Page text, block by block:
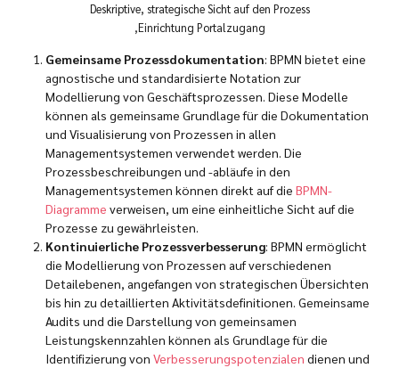
Deskriptive, strategische Sicht auf den Prozess
‚Einrichtung Portalzugang
Gemeinsame Prozessdokumentation: BPMN bietet eine
agnostische und standardisierte Notation zur
Modellierung von Geschäftsprozessen. Diese Modelle
können als gemeinsame Grundlage für die Dokumentation
und Visualisierung von Prozessen in allen
Managementsystemen verwendet werden. Die
Prozessbeschreibungen und -abläufe in den
Managementsystemen können direkt auf die BPMN-
Diagramme verweisen, um eine einheitliche Sicht auf die
Prozesse zu gewährleisten.
Kontinuierliche Prozessverbesserung: BPMN ermöglicht
die Modellierung von Prozessen auf verschiedenen
Detailebenen, angefangen von strategischen Übersichten
bis hin zu detaillierten Aktivitätsdefinitionen. Gemeinsame
Audits und die Darstellung von gemeinsamen
Leistungskennzahlen können als Grundlage für die
Identifizierung von Verbesserungspotenzialen dienen und